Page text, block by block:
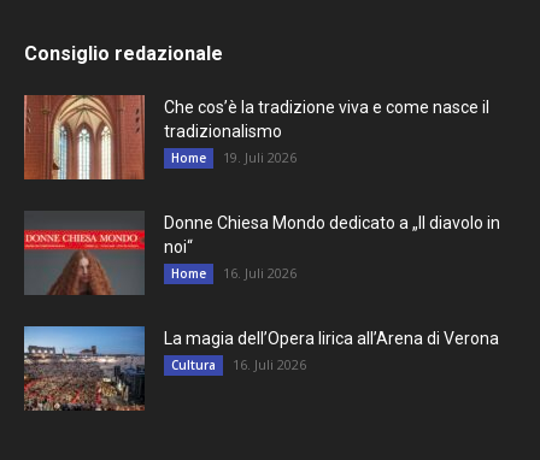
Consiglio redazionale
Che cos’è la tradizione viva e come nasce il
tradizionalismo
Home 19. Juli 2026
Donne Chiesa Mondo dedicato a „Il diavolo in
noi“
Home 16. Juli 2026
La magia dell’Opera lirica all’Arena di Verona
Cultura 16. Juli 2026